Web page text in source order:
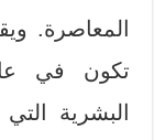
المعاصرة.
البشرية